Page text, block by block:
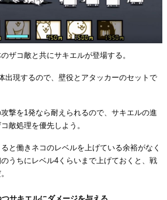
ザコ敵と共にサキエルが登場する。
出現するので、壁役とアタッカーのセットで
撃を1発なら耐えられるので、サキエルの進
敵処理を優先しよう。
と働きネコのレベルを上げている余裕がなく
うちにレベル4くらいまで上げておくと、戦